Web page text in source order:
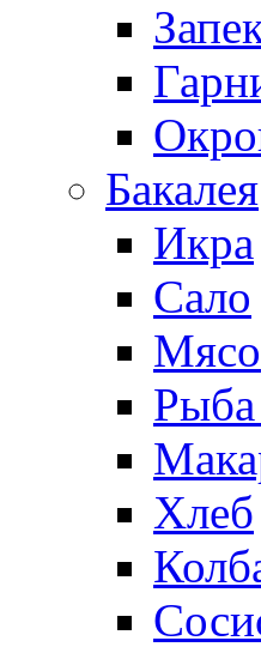
Бакалея
Икра
Сало
Мясо
Хлеб